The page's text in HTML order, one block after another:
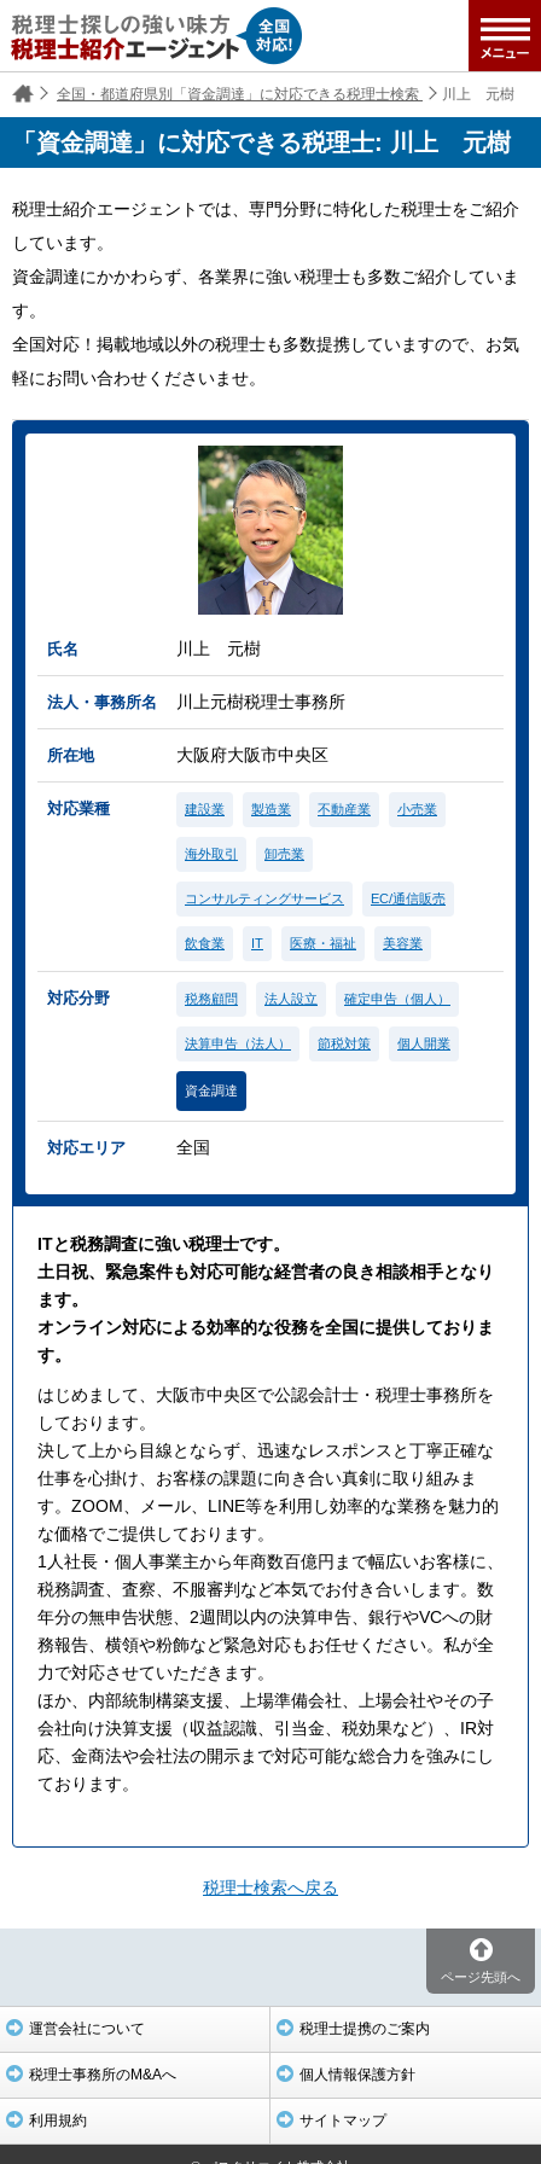
全国・都道府県別「資金調達」に対応できる税理士検索 川上 元樹
「資金調達」に対応できる税理士: 川上 元樹
税理士紹介エージェントでは、専門分野に特化した税理士をご紹介
しています。
資金調達にかかわらず、各業界に強い税理士も多数ご紹介していま
す。
全国対応！掲載地域以外の税理士も多数提携していますので、お気
軽にお問い合わせくださいませ。
氏名 川上 元樹
法人・事務所名 川上元樹税理士事務所
所在地 大阪府大阪市中央区
対応業種 建設業 製造業 不動産業 小売業
海外取引 卸売業
コンサルティングサービス EC/通信販売
飲食業 IT 医療・福祉 美容業
対応分野 税務顧問 法人設立 確定申告（個人）
決算申告（法人） 節税対策 個人開業
資金調達
対応エリア 全国
ITと税務調査に強い税理士です。
土日祝、緊急案件も対応可能な経営者の良き相談相手となり
ます。
オンライン対応による効率的な役務を全国に提供しておりま
す。
はじめまして、大阪市中央区で公認会計士・税理士事務所を
しております。
決して上から目線とならず、迅速なレスポンスと丁寧正確な
仕事を心掛け、お客様の課題に向き合い真剣に取り組みま
す。ZOOM、メール、LINE等を利用し効率的な業務を魅力的
な価格でご提供しております。
1人社長・個人事業主から年商数百億円まで幅広いお客様に、
税務調査、査察、不服審判など本気でお付き合いします。数
年分の無申告状態、2週間以内の決算申告、銀行やVCへの財
務報告、横領や粉飾など緊急対応もお任せください。私が全
力で対応させていただきます。
ほか、内部統制構築支援、上場準備会社、上場会社やその子
会社向け決算支援（収益認識、引当金、税効果など）、IR対
応、金商法や会社法の開示まで対応可能な総合力を強みにし
ております。
税理士検索へ戻る
ページ先頭へ
運営会社について 税理士提携のご案内
税理士事務所のM&Aへ 個人情報保護方針
利用規約 サイトマップ